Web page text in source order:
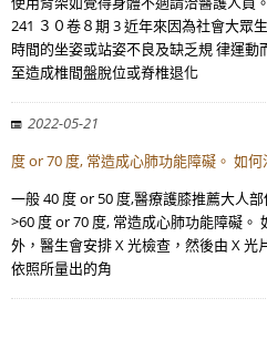
241 ３０卷８期 3 近年來因為社會大眾
時間的坐姿或站姿不良及缺乏規 律運
至造成椎間盤脫位或脊椎退化
2022-05-21
度 or 70 度, 常造成心肺功能障礙。 如
一般 40 度 or 50 度,醫療護膝推薦大人
>60 度 or 70 度, 常造成心肺功能障礙。
外，醫生會安排 X 光檢查，然後由 X 光
依照所量出的角